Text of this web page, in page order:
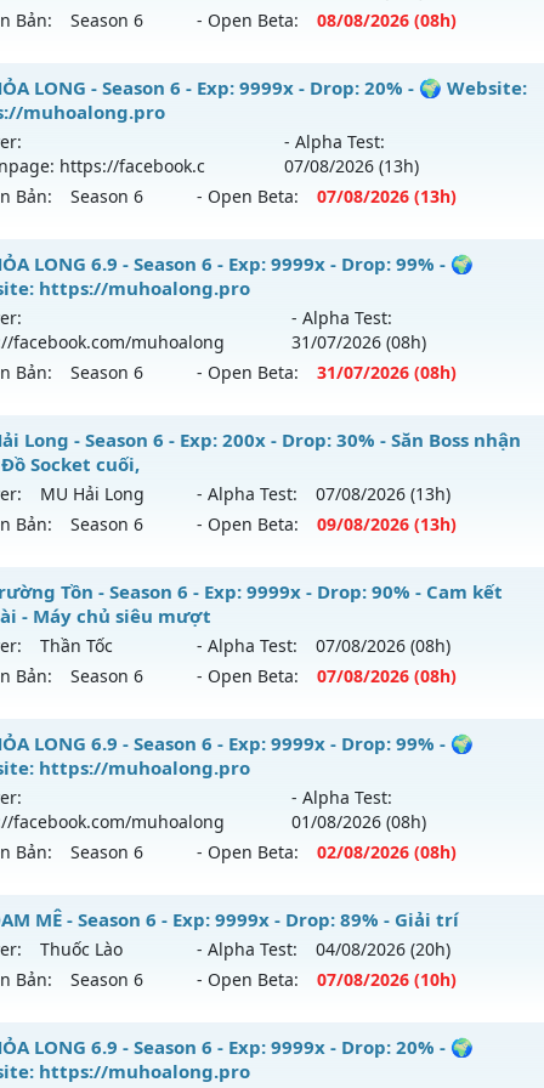
loại: Mu Nguyên bản Webzen
UGK ANTIHACK
Bản:
Season 6 - Open Beta: 08/08/2026 (08h)
NHẬN MỐC NẠP - TẶNG SET 400 FULL THẦN+3M WC
ra tháng 08 2026 - Mở máy chủ BOSS 24/7 SĂN
08/2626
- Drop: 80%
Mu Nguyên bản Webzen
KHÔNG THỂ HACK
LONG - Season 6 - Exp: 9999x - Drop: 20% - 🌍 Website:
muhoalong.pro
https://facebook.c
- Alpha Test:
07/08/2026(13h)
Bản:
Season 6 - Open Beta: 07/08/2026 (13h)
LONG - 🌍 Website: https://muhoalong.pro
ra tháng 08 2026 - Mở máy chủ 💎 Fanpage: https://
08/2626
- Drop: 20%
Mu Nguyên bản Webzen
XShield
LONG 6.9 - Season 6 - Exp: 9999x - Drop: 99% - 🌍
https://muhoalong.pro
facebook.com/muhoalong
- Alpha Test:
31/07/2026 (08h)
Bản:
Season 6 - Open Beta: 31/07/2026 (08h)
LONG 6.9 - 🌍 Website: https://muhoalong.pro
ra tháng 07 2026 - Mở máy chủ https://facebook.com/
31/07/2626
Non Reset
Mu Nguyên bản Webzen
Xshiel
Long - Season 6 - Exp: 200x - Drop: 30% - Săn Boss nhận
Socket cuối,
MU Hải Long - Alpha Test: 07/08/2026 (13h)
Bản:
Season 6 - Open Beta: 09/08/2026 (13h)
Hải Long - Săn Boss nhận Xu & Đồ Socket cuối,
mới ra tháng 08 2026 - Mở máy chủMU Hải Long
200x - Drop: 30%
loại: Mu Nguyên bản Webzen
VietGuard
Tồn - Season 6 - Exp: 9999x - Drop: 90% - Cam kết
- Máy chủ siêu mượt
Thần Tốc - Alpha Test: 07/08/2026 (08h)
Bản:
Season 6 - Open Beta: 07/08/2026 (08h)
Trường Tồn - Cam kết lâu dài - Máy chủ siêu mượt
mới ra tháng 08 2026 - Mở máy chủ
Thần Tốc
9999x - Drop: 90%
loại: Mu Nguyên bản Webzen
ICMPROTECT ✅ 🔴 ✨ ⚡️
LONG 6.9 - Season 6 - Exp: 9999x - Drop: 99% - 🌍
https://muhoalong.pro
facebook.com/muhoalong
- Alpha Test:
01/08/2026 (08h)
Bản:
Season 6 - Open Beta: 02/08/2026 (08h)
LONG 6.9 - 🌍 Website: https://muhoalong.pro
ra tháng 08 2026 - Mở máy chủ https://facebook.com/
08/2626
- Drop: 99%
Non Reset
MÊ - Season 6 - Exp: 9999x - Drop: 89% - Giải trí
Thuốc Lào - Alpha Test: 04/08/2026 (20h)
Bản:
Season 6 - Open Beta: 07/08/2026 (10h)
ĐAM MÊ - Giải trí
LONG 6.9 - Season 6 - Exp: 9999x - Drop: 20% - 🌍
https://muhoalong.pro